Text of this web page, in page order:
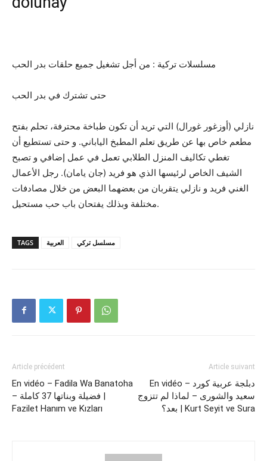
مسلسلات تركية : من أجل تشغيل جميع حلقات بدر الحب
حتى تشترك في بدر الحب
نازلي (أوزغور غورال) التي تريد أن تكون طباخة محترفة، تحلم بفتح
مطعم خاص بها عن طريق تعلم المطبخ الياباني. و حتى تستطيع أن
تغطي تكاليف المنزل الطلابي تعمل في عمل إضافي و تصبح
الشيف الخاص لرئيسها الذي هو فريد (جان يامان). رجل الأعمال
الغني فريد و نازلي يتقربان من بعضهما البعض من خلال مصادفات
مختلفة وبذلك يفتحان باب حب مستحيل.
TAGS العربية مسلسل تركي
Article précédent
En vidéo – Fadila Wa Banatoha
– فضيلة وبناتها 37 كاملة |
Fazilet Hanım ve Kızları
Article suivant
En vidéo – دبلجة عربية كورد
سعيد والشورى – لماذا لم تتزوج
بعد؟ | Kurt Seyit ve Sura